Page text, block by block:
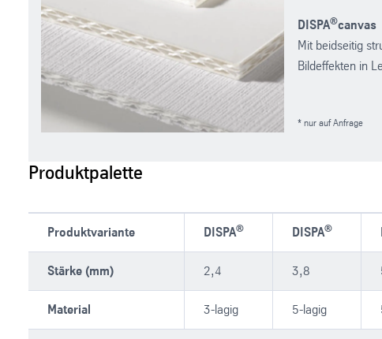
DISPA®canvas
Mit beidseitig
Bildeffekten in
* nur auf Anfrage
Produktpalette
Produktvariante DISPA® DISPA®
Stärke (mm) 2,4 3,8
Material 3-lagig 5-lagig